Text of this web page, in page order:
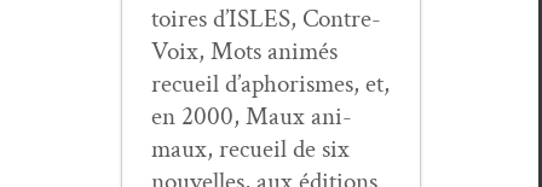
toires d’ISLES, Con­tre-
Voix, Mots ani­més
recueil d’aphorismes, et,
en 2000, Maux ani­
maux, recueil de six